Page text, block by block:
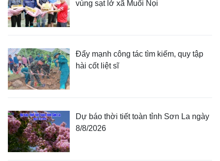
vùng sạt lở xã Muổi Nọi
Đẩy mạnh công tác tìm kiếm, quy tập
hài cốt liệt sĩ
Dự báo thời tiết toàn tỉnh Sơn La ngày
8/8/2026